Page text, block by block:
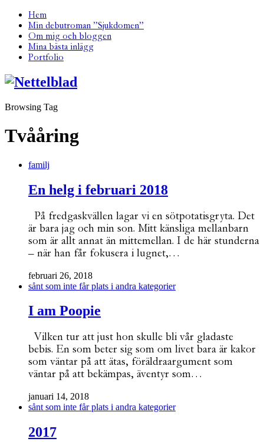
Hem
Min debutroman ”Sjukdomen”
Om mig och bloggen
Mina bästa inlägg
Portfolio
Browsing Tag
Tvååring
familj
En helg i februari 2018
På fredgaskvällen lagar vi en sötpotatisgryta. Det
är bara jag och min son. Mitt känsliga mellanbarn
som är allt annat än mittemellan. I de här stunderna
– när han får fokusera i lugnet,…
februari 26, 2018
sånt som inte får plats i andra kategorier
I am Poopie
Vilken tur att just hon skulle bli vår gladaste
bebis. En som beter sig som om livet bara är kakor
som väntar på att ätas, föräldraargument som
väntar på att bekämpas, äventyr som…
januari 14, 2018
sånt som inte får plats i andra kategorier
2017